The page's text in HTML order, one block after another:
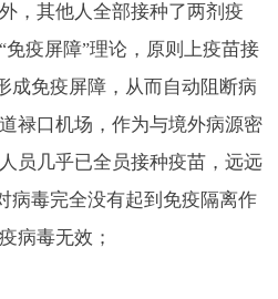
，其他人全部接种了两剂疫
“免疫屏障”理论，原则上疫苗接
成免疫屏障，从而自动阻断病
禄口机场，作为与境外病源密
员几乎已全员接种疫苗，远远
病毒完全没有起到免疫隔离作
病毒无效；